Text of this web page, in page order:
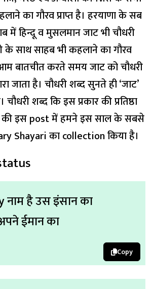
का गौरव प्राप्त है। हरयाणा के सब
में हिन्दू व मुसलमान जाट भी चौधरी
के साथ साहब भी कहलाने का गौरव
आम बातचीत करते समय जाट को चौधरी
जाता है। चौधरी शब्द सुनते ही ‘जाट’
शब्द कि इस प्रकार की प्रतिष्ठा
इस post में हमने इस साल के सबसे
Shayari का collection किया है।
नाम है उस इंसान का
ईमान का
Copy